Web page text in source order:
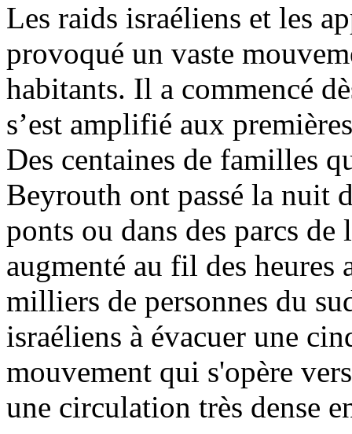
Les raids israéliens et les
provoqué un vaste
habitants. Il a commencé
s’est amplifié aux
Des centaines de familles
Beyrouth ont passé la nuit
ponts ou dans des parcs
augmenté au fil des heures
milliers de personnes du
israéliens à évacuer une
mouvement qui s'opère
une circulation très dense